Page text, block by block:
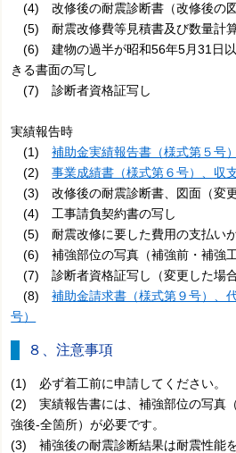
(4) 改修後の耐震診断書（改修後の図
(5) 耐震改修費等見積書及び数量計
(6) 建物の過半が昭和56年5月31日
きる書面の写し
(7) 診断者資格証写し
実績報告時
(1)補助金実績報告書（様式第５号）
(2)事業成績書（様式第６号）、収
(3) 改修後の耐震診断書、図面（変更
(4) 工事請負契約書の写し
(5) 耐震改修に要した費用の支払い
(6) 補強部位の写真（補強前・補強工
(7) 診断者資格証写し（変更した場合
(8)補助金請求書（様式第９号）、
号）
８、注意事項
(1) 必ず着工前に申請してください。
(2) 実績報告書には、補強部位の写真
強後-全箇所）が必要です。
(3) 補強後の耐震診断結果は耐震性能